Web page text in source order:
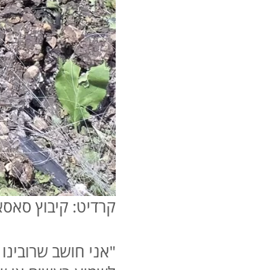
קרדיט: קיבוץ
"אני חושב